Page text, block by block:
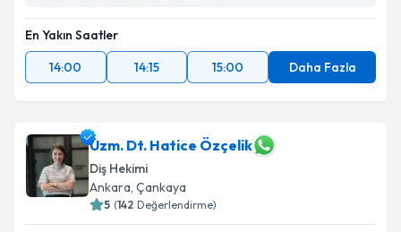
En Yakın Saatler
14:00
14:15 15:00 Daha Fazla
Uzm. Dt. Hatice Özçelik
Diş Hekimi
Ankara, Çankaya
5 (142 Değerlendirme)